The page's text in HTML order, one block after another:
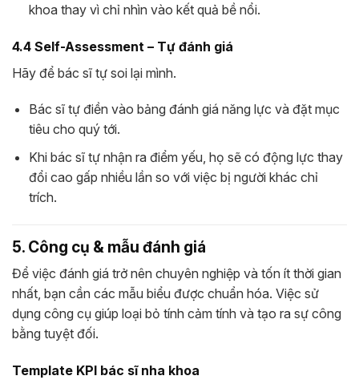
khoa thay vì chỉ nhìn vào kết quả bề nổi.
4.4 Self-Assessment – Tự đánh giá
Hãy để bác sĩ tự soi lại mình.
Bác sĩ tự điền vào bảng đánh giá năng lực và đặt mục
tiêu cho quý tới.
Khi bác sĩ tự nhận ra điểm yếu, họ sẽ có động lực thay
đổi cao gấp nhiều lần so với việc bị người khác chỉ
trích.
5. Công cụ & mẫu đánh giá
Để việc đánh giá trở nên chuyên nghiệp và tốn ít thời gian
nhất, bạn cần các mẫu biểu được chuẩn hóa. Việc sử
dụng công cụ giúp loại bỏ tính cảm tính và tạo ra sự công
bằng tuyệt đối.
Template KPI bác sĩ nha khoa